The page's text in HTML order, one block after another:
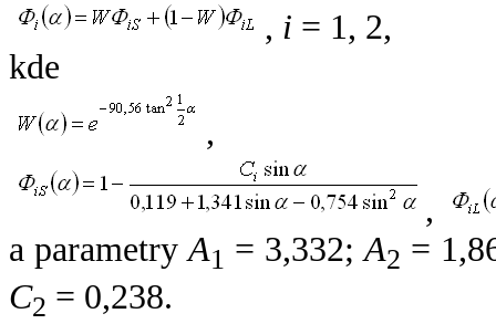
, i = 1, 2,
kde
,
,
a parametryA1 = 3,332;A2 =
C2 = 0,238.